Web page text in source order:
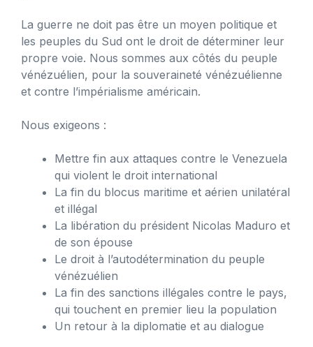
La guerre ne doit pas être un moyen politique et
les peuples du Sud ont le droit de déterminer leur
propre voie. Nous sommes aux côtés du peuple
vénézuélien, pour la souveraineté vénézuélienne
et contre l’impérialisme américain.
Nous exigeons :
Mettre fin aux attaques contre le Venezuela
qui violent le droit international
La fin du blocus maritime et aérien unilatéral
et illégal
La libération du président Nicolas Maduro et
de son épouse
Le droit à l’autodétermination du peuple
vénézuélien
La fin des sanctions illégales contre le pays,
qui touchent en premier lieu la population
Un retour à la diplomatie et au dialogue